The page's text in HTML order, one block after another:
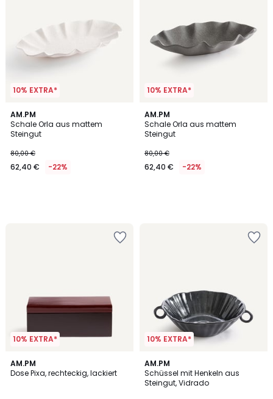
10% EXTRA*
AM.PM
Schale Orla aus mattem
Steingut
80,00 €
62,40 € -22%
10% EXTRA*
AM.PM
Schale Orla aus mattem
Steingut
80,00 €
62,40 € -22%
10% EXTRA*
AM.PM
Dose Pixa, rechteckig, lackiert
5
/
10% EXTRA*
AM.PM
Schüssel mit Henkeln aus
Steingut, Vidrado
5
/
5